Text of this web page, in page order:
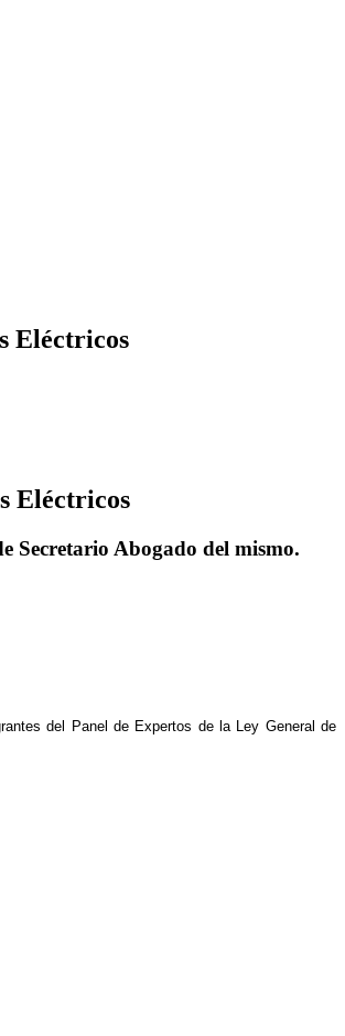
Eléctricos
Eléctricos
Secretario Abogado del mismo.
del Panel de Expertos de la Ley General de